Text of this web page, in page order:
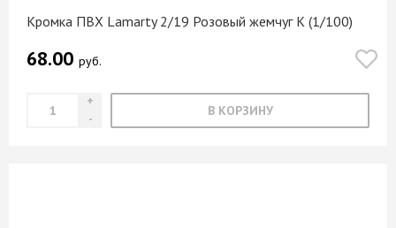
Кромка ПВХ Lamarty 2/19 Розовый жемчуг K (1/100)
68.00 руб.
В КОРЗИНУ